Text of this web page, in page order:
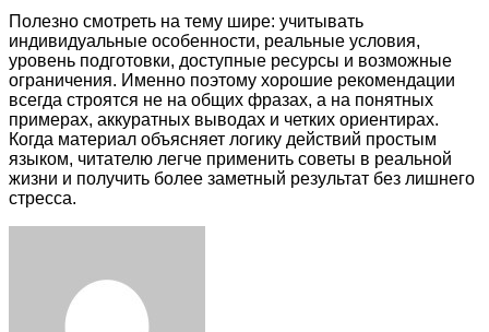
Полезно смотреть на тему шире: учитывать
индивидуальные особенности, реальные условия,
уровень подготовки, доступные ресурсы и возможные
ограничения. Именно поэтому хорошие рекомендации
всегда строятся не на общих фразах, а на понятных
примерах, аккуратных выводах и четких ориентирах.
Когда материал объясняет логику действий простым
языком, читателю легче применить советы в реальной
жизни и получить более заметный результат без лишнего
стресса.